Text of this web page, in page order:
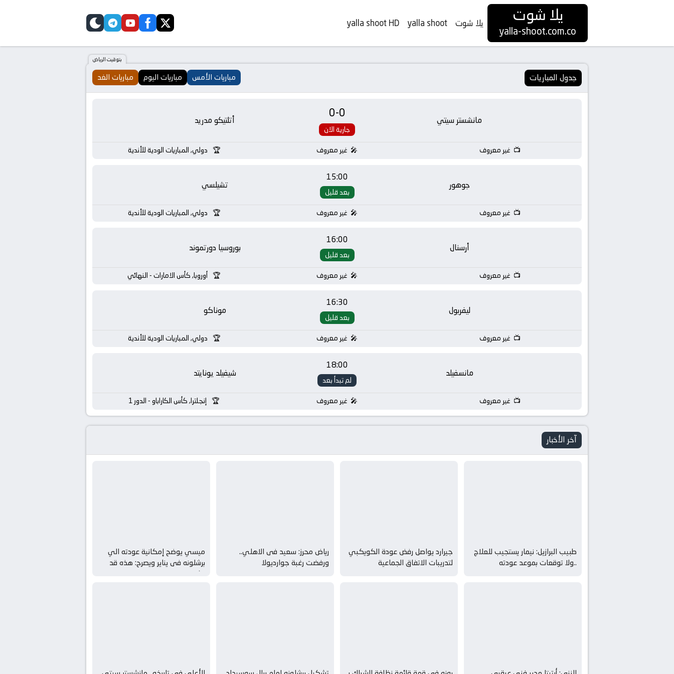
yalla
shoot
shoot
يلا شوت
yalla-shoot.com.co
يلا شوت yalla shoot
yalla shoot HD
twitter
facebook
youtube
telegram
skin
بتوقيت الرياض
جدول المباريات مباريات الأمس مباريات اليوم مباريات الغد
مانشستر سيتي 0
-
0
جارية الان
أتلتيكو مدريد
غير معروف غير معروف دولي, المباريات الودية للأندية
جوهور
15:00
بعد قليل
تشيلسي
غير معروف غير معروف دولي, المباريات الودية للأندية
أرسنال
16:00
بعد قليل
بوروسيا دورتموند
غير معروف غير معروف أوروبا, كأس الامارات - النهائي
ليفربول
16:30
بعد قليل
موناكو
غير معروف غير معروف دولي, المباريات الودية للأندية
مانسفيلد
18:00
لم تبدأ بعد
شيفيلد يونايتد
غير معروف غير معروف إنجلترا, كأس الكاراباو - الدور 1
آخر الأخبار
طبيب البرازيل: نيمار يستجيب للعلاج
..ولا توقعات بموعد عودته
جيرارد يواصل رفض عودة الكويكبي
لتدريبات الاتفاق الجماعية
رياض محرز: سعيد فى الاهلي..
ورفضت رغبة جوارديولا
ميسي يوضح إمكانية عودته الي
برشلونه فى يناير ويصرح: هذه قد
تكون